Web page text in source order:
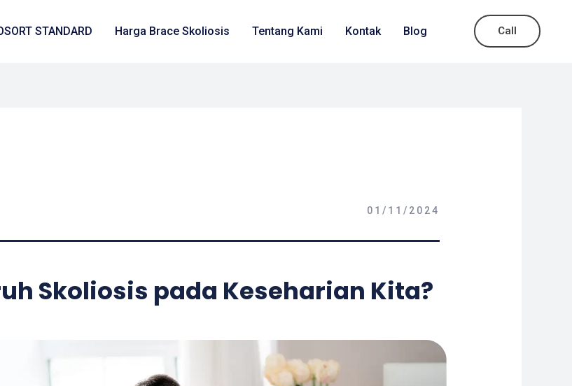
STANDARD Harga Brace Skoliosis Tentang Kami Kontak Blog Call
01/11/2024
Skoliosis pada Keseharian Kita?